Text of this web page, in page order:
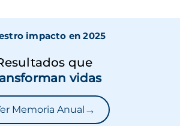
impacto en 2025
que
vidas
Memoria Anual →